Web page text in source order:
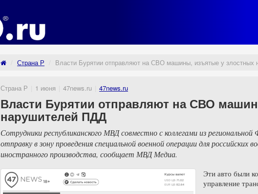
Страна Р Власти Бурятии отправляют на СВО машины, изъятые у
Страна Р 1 июня 47news.ru 47news.ru
Власти Бурятии отправляют на СВО
нарушителей ПДД
Сотрудники республиканского МВД совместно с коллегами из
отправку в зону проведения специальной военной операции для
иностранного производства, сообщает МВД Медиа.
Эти авто были
управление